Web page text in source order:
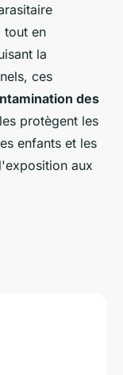
tout en
la
ces
des
protègent les
enfants et les
aux